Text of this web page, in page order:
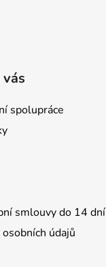
spolupráce
smlouvy do 14 dní
údajů